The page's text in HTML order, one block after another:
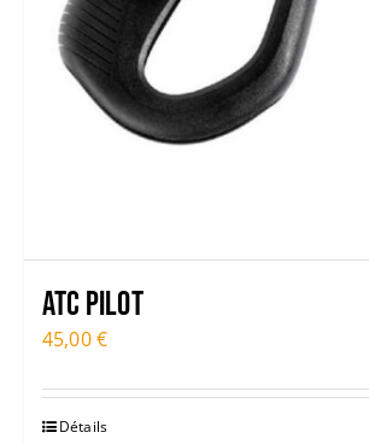
ATC PILOT
45,00€
Détails